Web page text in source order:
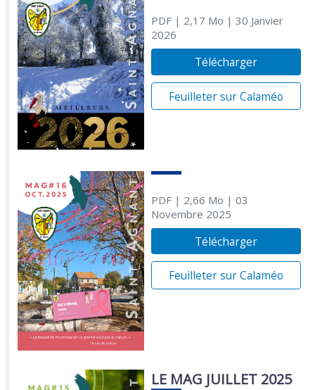
PDF| 2,17 Mo | 30 Janvier
2026
Télécharger
Feuilleter sur Calaméo
PDF| 2,66 Mo | 03
Novembre 2025
Télécharger
Feuilleter sur Calaméo
LE MAG JUILLET 2025